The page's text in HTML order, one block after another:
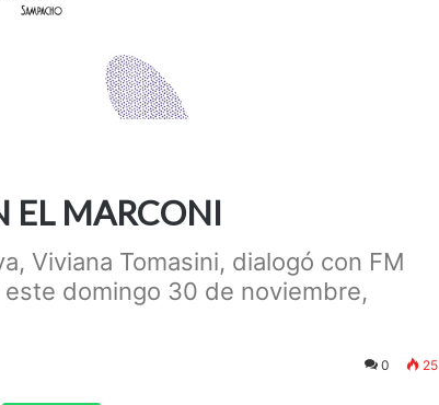
EL MARCONI
Viviana Tomasini, dialogó con FM
este domingo 30 de noviembre,
0 25